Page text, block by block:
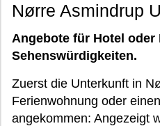
Nørre Asmindrup
Angebote für Hotel
Sehenswürdigkeiten.
Zuerst die Unterkunft in
Ferienwohnung oder
angekommen: Angezeigt